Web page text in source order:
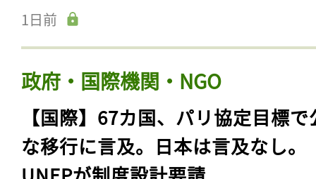
1日前
政府・国際機関・NGO
【国際】67カ国、パリ協定目標で
な移行に言及。日本は言及なし。